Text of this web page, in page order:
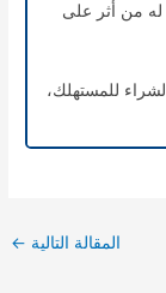
من أثر على
للمستهلك،
المقالة التالية ←